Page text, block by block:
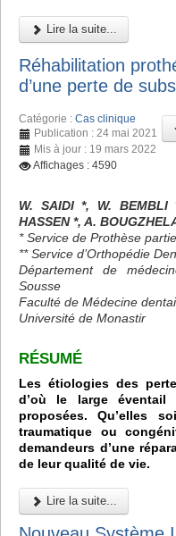
Lire la suite...
Réhabilitation
d’une perte de
Catégorie : Cas clinique
Publication : 24 mai 2021
Mis à jour : 19 mars 2022
Affichages : 4590
W. SAIDI *, W.
HASSEN *, A.
* Service de Prothèse
** Service d’Orthopédie
Département de
Sousse
Faculté de Médecine
Université de Monastir
RÉSUMÉ
Les étiologies des
d’où le large éventail
proposées. Qu’elles
traumatique ou
demandeurs d’une
de leur qualité de vie.
Lire la suite...